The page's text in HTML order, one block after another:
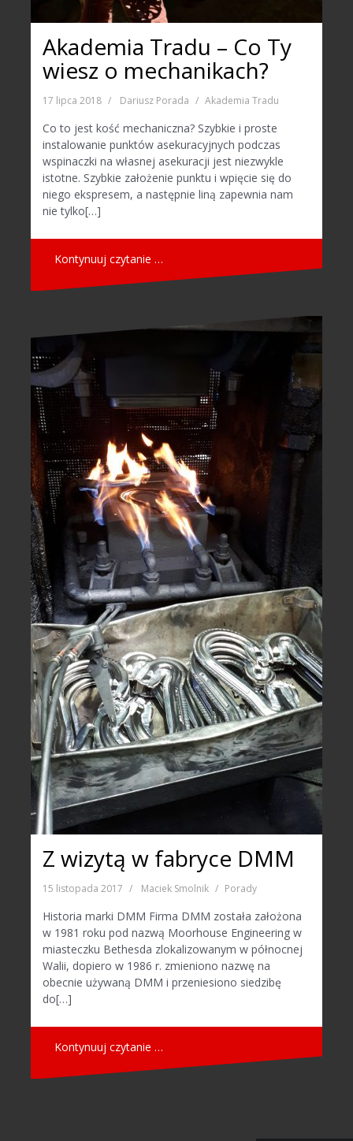
Akademia Tradu – Co Ty
wiesz o mechanikach?
17 lipca 2018 Dariusz Porada Akademia Tradu
Co to jest kość mechaniczna? Szybkie i proste
instalowanie punktów asekuracyjnych podczas
wspinaczki na własnej asekuracji jest niezwykle
istotne. Szybkie założenie punktu i wpięcie się do
niego ekspresem, a następnie liną zapewnia nam
nie tylko[…]
Kontynuuj czytanie …
Z wizytą w fabryce DMM
15 listopada 2017 Maciek Smolnik Porady
Historia marki DMM Firma DMM została założona
w 1981 roku pod nazwą Moorhouse Engineering w
miasteczku Bethesda zlokalizowanym w północnej
Walii, dopiero w 1986 r. zmieniono nazwę na
obecnie używaną DMM i przeniesiono siedzibę
do[…]
Kontynuuj czytanie …